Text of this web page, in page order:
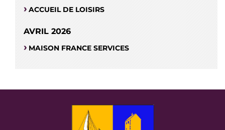
ACCUEIL DE LOISIRS
AVRIL 2026
MAISON FRANCE SERVICES